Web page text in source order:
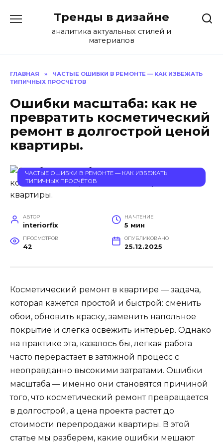
содержанию
Тренды в дизайне
аналитика актуальных стилей и
материалов
ГЛАВНАЯ »
ЧАСТЫЕ ОШИБКИ В РЕМОНТЕ — КАК ИЗБЕЖАТЬ
ТИПИЧНЫХ ПРОСЧЁТОВ
Ошибки масштаба: как не
превратить косметический
ремонт в долгострой ценой
квартиры.
ЧАСТЫЕ ОШИБКИ В РЕМОНТЕ — КАК ИЗБЕЖАТЬ
ТИПИЧНЫХ ПРОСЧЁТОВ
АВТОР
interiorfix
НА ЧТЕНИЕ
5 мин
ПРОСМОТРОВ
42
ОПУБЛИКОВАНО
25.12.2025
Косметический ремонт в квартире — задача,
которая кажется простой и быстрой: сменить
обои, обновить краску, заменить напольное
покрытие и слегка освежить интерьер. Однако
на практике эта, казалось бы, легкая работа
часто перерастает в затяжной процесс с
неоправданно высокими затратами. Ошибки
масштаба — именно они становятся причиной
того, что косметический ремонт превращается
в долгострой, а цена проекта растет до
стоимости перепродажи квартиры. В этой
статье мы разберем, какие ошибки мешают